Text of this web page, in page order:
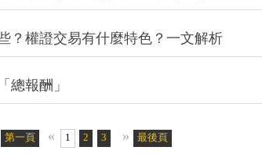
？權證交易有什麼特色？一文解析
總報酬」
第一頁 « 1 2 3 4 5 6
» 最後頁